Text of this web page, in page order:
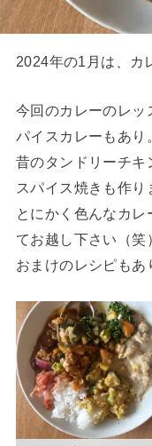
2024年の1月は、カ
今回のカレーのレッ
パイスカレーもあり
昔のタンドリーチキ
スパイス焼きも作り
とにかく色んなカ
てお越し下さい（笑
おまけのレシピもあ